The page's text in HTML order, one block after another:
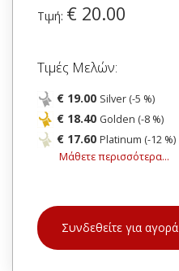
Τιμή: € 20.00
Τιμές Μελών:
€ 19.00 Silver (-5 %)
€ 18.40 Golden (-8 %)
€ 17.60 Platinum (-12 %)
Μάθετε περισσότερα...
Συνδεθείτε για αγορά